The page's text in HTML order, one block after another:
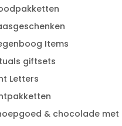
Items
giftsets
Letters
& chocolade met